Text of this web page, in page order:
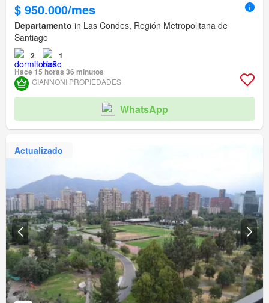
$ 950.000/mes
Departamento in Las Condes, Región Metropolitana de
Santiago
2
1
Hace 15 horas 36 minutos
GIANNONI PROPIEDADES
WhatsApp
Actualizado